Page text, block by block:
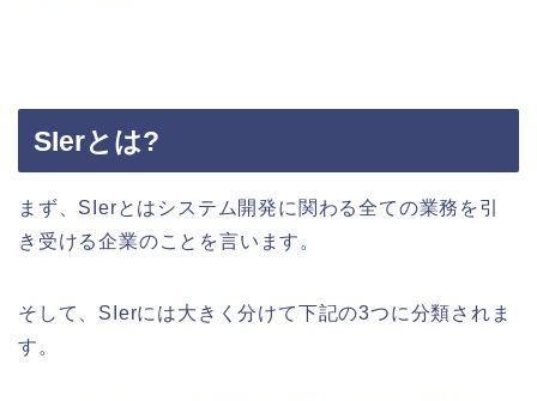
SIerとは?
まず、SIerとはシステム開発に関わる全ての業務を引
き受ける企業のことを言います。
そして、SIerには大きく分けて下記の3つに分類されま
す。